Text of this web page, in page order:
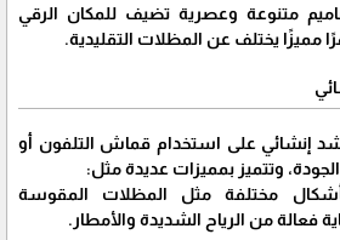
متنوعة وعصرية تضيف للمكان الرقي
مميزًا يختلف عن المظلات التقليدية.
إنشائي على استخدام قماش التلفون أو
وتتميز بمميزات عديدة مثل:
مختلفة مثل المظلات المقوسة
فعالة من الرياح الشديدة والأمطار.